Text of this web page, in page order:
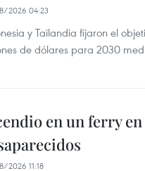
2026 04:23
y Tailandia fijaron el
de dólares para 2030
en un ferry
2026 11:18